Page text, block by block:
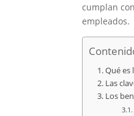
cumplan
empleados.
Qué es
Las
Los